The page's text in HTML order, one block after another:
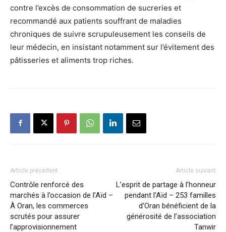
contre l’excès de consommation de sucreries et
recommandé aux patients souffrant de maladies
chroniques de suivre scrupuleusement les conseils de
leur médecin, en insistant notamment sur l’évitement des
pâtisseries et aliments trop riches.
Article précédent
Contrôle renforcé des
marchés à l’occasion de l’Aïd –
À Oran, les commerces
scrutés pour assurer
l’approvisionnement
Article suivant
L’esprit de partage à l’honneur
pendant l’Aïd – 253 familles
d’Oran bénéficient de la
générosité de l’association
Tanwir